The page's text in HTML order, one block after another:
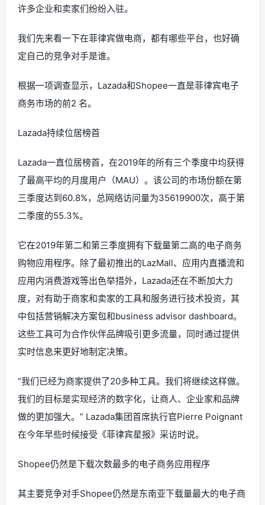
许多企业和卖家们纷纷入驻。
我们先来看一下在菲律宾做电商，都有哪些平台，也好确
定自己的竞争对手是谁。
根据一项调查显示，Lazada和Shopee一直是菲律宾电子
商务市场的前2 名。
Lazada持续位居榜首
Lazada一直位居榜首，在2019年的所有三个季度中均获得
了最高平均的月度用户（MAU）。该公司的市场份额在第
三季度达到60.8%，总网络访问量为35619900次，高于第
二季度的55.3%。
它在2019年第二和第三季度拥有下载量第二高的电子商务
购物应用程序。除了最初推出的LazMall、应用内直播流和
应用内消费游戏等出色举措外，Lazada还在不断加大力
度，对有助于商家和卖家的工具和服务进行技术投资，其
中包括营销解决方案包和business advisor dashboard。
这些工具可为合作伙伴品牌吸引更多流量，同时通过提供
实时信息来更好地制定决策。
“我们已经为商家提供了20多种工具。我们将继续这样做。
我们的目标是实现经济的数字化，让商人、企业家和品牌
做的更加强大。” Lazada集团首席执行官Pierre Poignant
在今年早些时候接受《菲律宾星报》采访时说。
Shopee仍然是下载次数最多的电子商务应用程序
其主要竞争对手Shopee仍然是东南亚下载量最大的电子商